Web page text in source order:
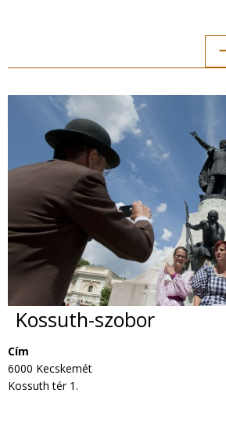
Kossuth-szobor
Cím
6000 Kecskemét
Kossuth tér 1.